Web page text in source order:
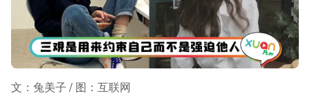
文：兔美子 / 图：互联网